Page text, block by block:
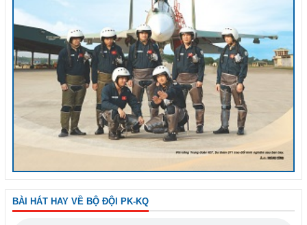
BÀI HÁT HAY VỀ BỘ ĐỘI PK-KQ